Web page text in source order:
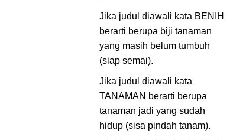
Jika judul diawali kata BENIH
berarti berupa biji tanaman
yang masih belum tumbuh
(siap semai).
Jika judul diawali kata
TANAMAN berarti berupa
tanaman jadi yang sudah
hidup (sisa pindah tanam).